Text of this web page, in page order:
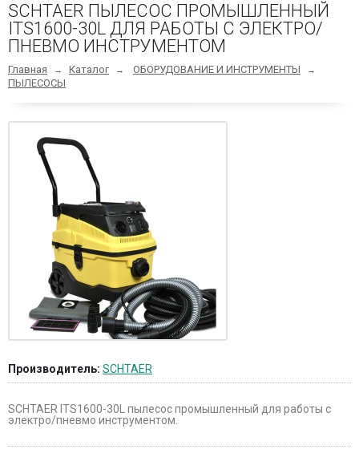
SCHTAER ПЫЛЕСОС ПРОМЫШЛЕННЫЙ
ITS1600-30L ДЛЯ РАБОТЫ С ЭЛЕКТРО/
ПНЕВМО ИНСТРУМЕНТОМ
Главная → Каталог → ОБОРУДОВАНИЕ И ИНСТРУМЕНТЫ →
ПЫЛЕСОСЫ
Производитель: SCHTAER
SCHTAER ITS1600-30L пылесос промышленный для работы с
электро/пневмо инструментом.